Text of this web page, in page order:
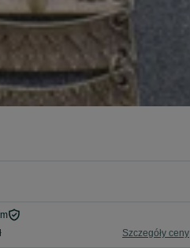
Szczegóły ceny